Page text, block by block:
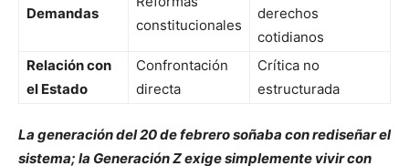
Demandas
constitucionales
derechos
cotidianos
Relación con
el Estado
Confrontación
directa
Crítica no
estructurada
La generación del 20 de febrero soñaba con rediseñar el
sistema; la Generación Z exige simplemente vivir con